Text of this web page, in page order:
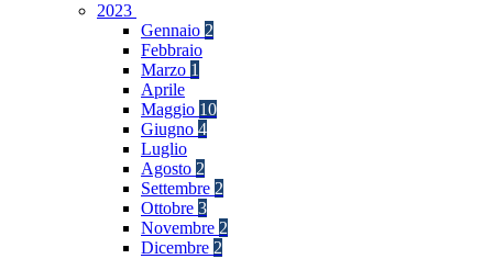
2023
Gennaio 2
Febbraio
Marzo 1
Aprile
Maggio 10
Giugno 4
Luglio
Agosto 2
Settembre 2
Ottobre 3
Novembre 2
Dicembre 2